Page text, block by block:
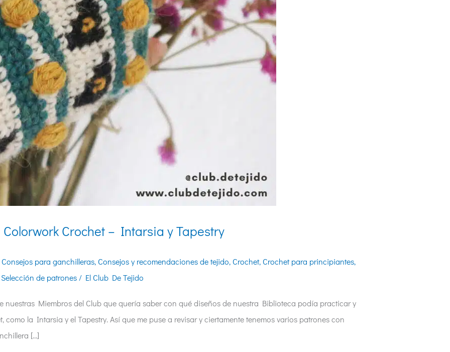
Crochet – Intarsia y Tapestry
Consejos para ganchilleras,Consejos y recomendaciones de tejido,Crochet,Crochet para principiantes,
Selección de patrones/ El Club De Tejido
nuestras Miembros del Club que quería saber con qué diseños de nuestra Biblioteca podía practicar y
como la Intarsia y el Tapestry. Así que me puse a revisar y ciertamente tenemos varios patrones con
[…]